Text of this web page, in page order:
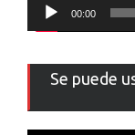
00:00
Se puede